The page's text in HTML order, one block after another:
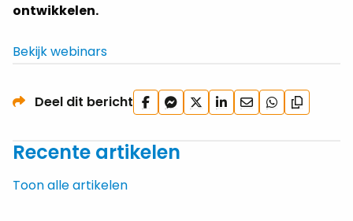
ontwikkelen.
Bekijk webinars
Deel dit berichtDeel
op
Deel
via
Messenger
Deel
op
Deel
op
Deel
via
Deel
via
Kopieer
url
Recente artikelen
Toon alle artikelen